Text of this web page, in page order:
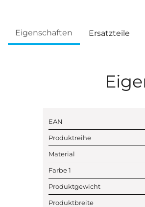
Eigenschaften Ersatzteile
EAN
Produktreihe
Material
Farbe 1
Produktgewicht
Produktbreite